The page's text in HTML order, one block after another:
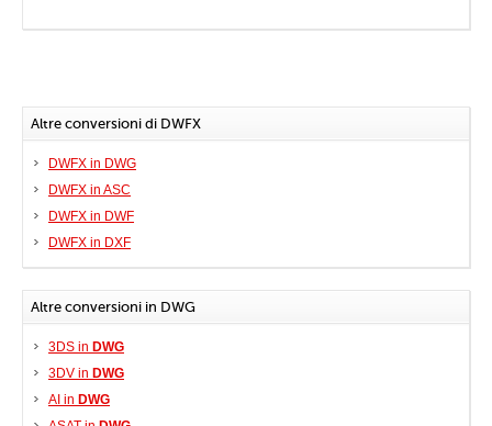
Altre conversioni di DWFX
DWFX in DWG
DWFX in ASC
DWFX in DWF
DWFX in DXF
Altre conversioni in DWG
3DS in DWG
3DV in DWG
AI in DWG